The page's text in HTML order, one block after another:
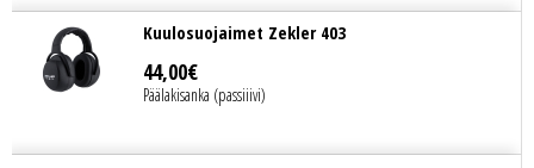
Kuulosuojaimet Zekler 403
44,00€
Päälakisanka (passiiivi)